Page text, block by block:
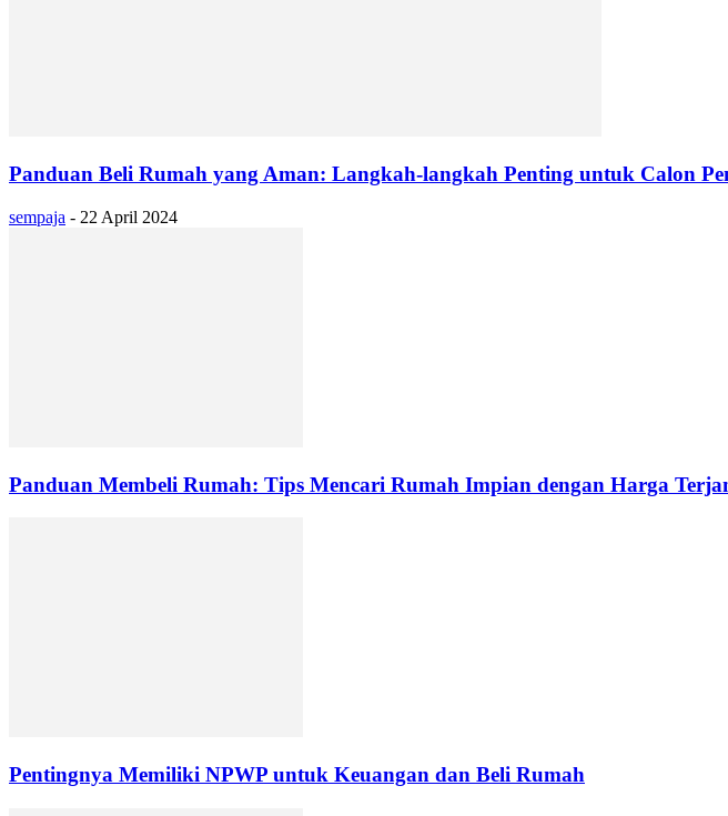
Panduan Beli Rumah yang Aman: Langkah-langkah Penting untuk Calon
sempaja - 22 April 2024
Panduan Membeli Rumah: Tips Mencari Rumah Impian dengan Harga
Pentingnya Memiliki NPWP untuk Keuangan dan Beli Rumah